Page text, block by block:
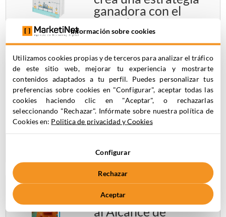
ganadora con el
método SOSTAC®
Journey Builder:
cómo construir una
automatización
desde cero en
Inbound Marketing
al Alcance de
Información sobre cookies
Utilizamos cookies propias y de terceros para analizar el tráfico
de este sitio web, mejorar tu experiencia y mostrarte
contenidos adaptados a tu perfil. Puedes personalizar tus
preferencias sobre cookies en "Configurar", aceptar todas las
cookies haciendo clic en "Aceptar", o rechazarlas
seleccionando "Rechazar". Infórmate sobre nuestra política de
Cookies en: Politica de privacidad y Cookies
Configurar
Rechazar
Aceptar